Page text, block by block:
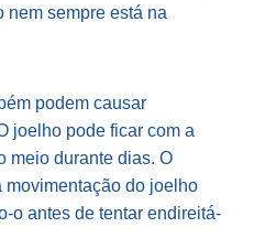
nem sempre está na
podem causar
joelho pode ficar com a
meio durante dias. O
movimentação do joelho
o antes de tentar endireitá-